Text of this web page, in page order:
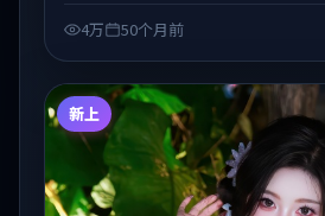
4万 50个月前
新上